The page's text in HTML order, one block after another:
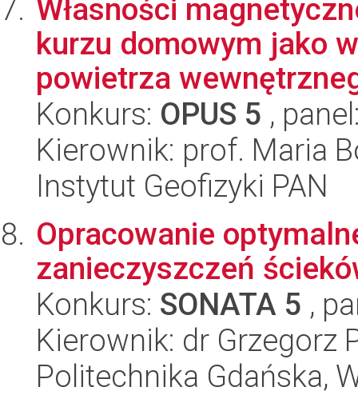
Własności
kurzu domowym jako
powietrza
Konkurs: OPUS 5 ,
Kierownik: prof. Maria
Instytut Geofizyki PAN
Opracowanie
zanieczyszczeń
Konkurs: SONATA 5 ,
Kierownik: dr Grzegorz
Politechnika Gdańska,